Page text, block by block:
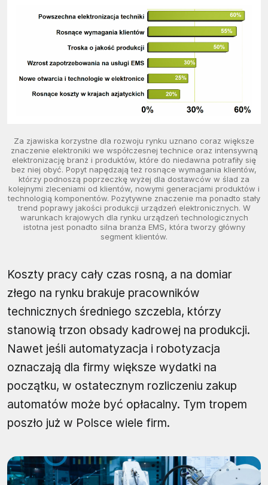
Za zjawiska korzystne dla rozwoju rynku uznano coraz większe
znaczenie elektroniki we współczesnej technice oraz intensywną
elektronizację branż i produktów, które do niedawna potrafiły się
bez niej obyć. Popyt napędzają też rosnące wymagania klientów,
którzy podnoszą poprzeczkę wyżej dla dostawców w ślad za
kolejnymi zleceniami od klientów, nowymi generacjami produktów i
technologią komponentów. Pozytywne znaczenie ma ponadto stały
trend poprawy jakości produkcji urządzeń elektronicznych. W
warunkach krajowych dla rynku urządzeń technologicznych
istotna jest ponadto silna branża EMS, która tworzy główny
segment klientów.
Koszty pracy cały czas rosną, a na domiar
złego na rynku brakuje pracowników
technicznych średniego szczebla, którzy
stanowią trzon obsady kadrowej na produkcji.
Nawet jeśli automatyzacja i robotyzacja
oznaczają dla firmy większe wydatki na
początku, w ostatecznym rozliczeniu zakup
automatów może być opłacalny. Tym tropem
poszło już w Polsce wiele firm.